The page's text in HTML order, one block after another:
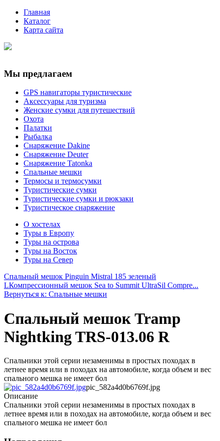
Главная
Каталог
Карта сайта
Мы предлагаем
GPS навигаторы туристические
Аксессуары для туризма
Женские сумки для путешествий
Охота
Палатки
Рыбалка
Снаряжение Dakine
Снаряжение Deuter
Снаряжение Tatonka
Спальные мешки
Термосы и термосумки
Туристические сумки
Туристические сумки и рюкзаки
Туристическое снаряжение
О хостелах
Туры в Европу
Туры на острова
Туры на Восток
Туры на Север
Спальный мешок Pinguin Mistral 185 зеленый
LКомпрессионный мешок Sea to Summit UltraSil Compre...
Вернуться к: Спальные мешки
Спальный мешок Tramp
Nightking TRS-013.06 R
Спальники этой серии незаменимы в простых походах в
летнее время или в походах на автомобиле, когда объем и вес
спального мешка не имеет бол
pic_582a4d0b6769f.jpg
Описание
Спальники этой серии незаменимы в простых походах в
летнее время или в походах на автомобиле, когда объем и вес
спального мешка не имеет бол